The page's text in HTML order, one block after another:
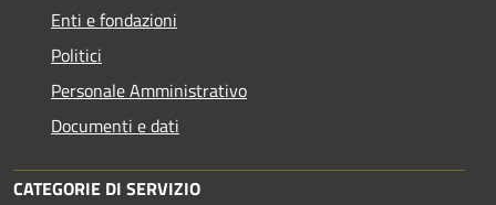
Enti e fondazioni
Politici
Personale Amministrativo
Documenti e dati
CATEGORIE DI SERVIZIO